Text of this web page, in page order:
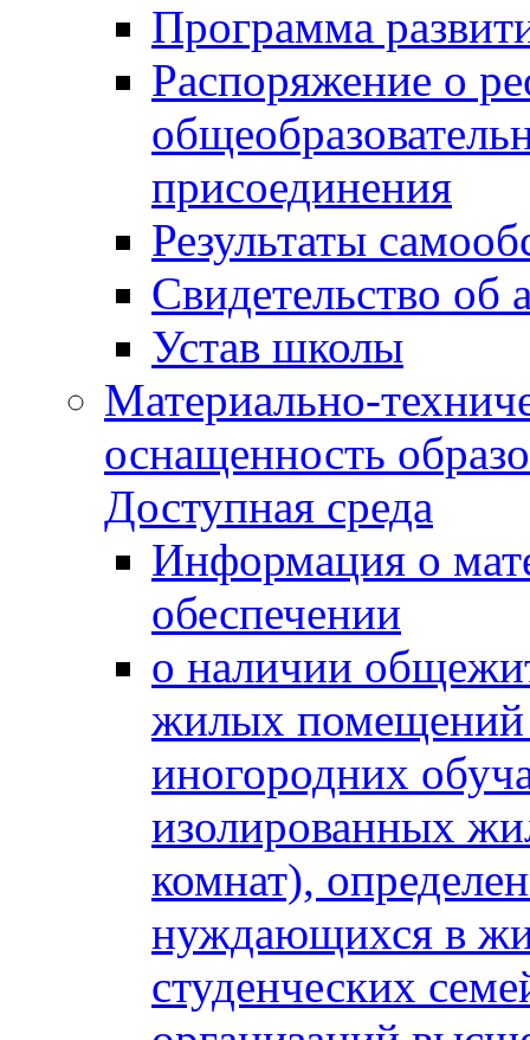
Программа
Распоряжение о
присоединения
Результаты
Свидетельство об
Устав школы
Материально-
оснащенность
Доступная среда
Информация о
обеспечении
о наличии
жилых помещений
иногородних
изолированных
комнат),
нуждающихся в
студенческих